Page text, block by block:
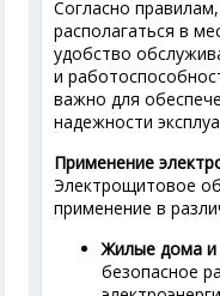
Согласно
располагаться в
удобство
и
важно для
надежности
Применение
Электрощитовое
применение в
Жилые дома и
безопасное